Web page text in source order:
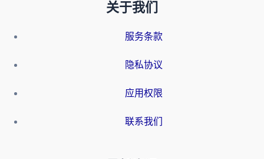
关于我们
服务条款
隐私协议
应用权限
联系我们